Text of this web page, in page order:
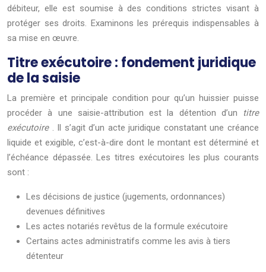
débiteur, elle est soumise à des conditions strictes visant à
protéger ses droits. Examinons les prérequis indispensables à
sa mise en œuvre.
Titre exécutoire : fondement juridique
de la saisie
La première et principale condition pour qu’un huissier puisse
procéder à une saisie-attribution est la détention d’un
titre
exécutoire . Il s’agit d’un acte juridique constatant une créance
liquide et exigible, c’est-à-dire dont le montant est déterminé et
l’échéance dépassée. Les titres exécutoires les plus courants
sont :
Les décisions de justice (jugements, ordonnances)
devenues définitives
Les actes notariés revêtus de la formule exécutoire
Certains actes administratifs comme les avis à tiers
détenteur